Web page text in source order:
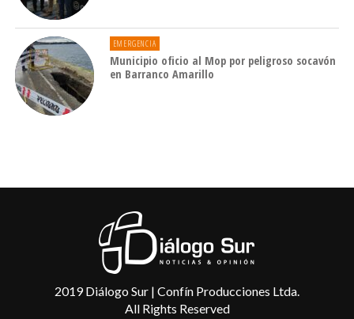
EMERGENCIA
Municipio oficio al Mop por peligroso socavón
en Barranco Amarillo
2019 Diálogo Sur | Confín Producciones Ltda.
All Rights Reserved